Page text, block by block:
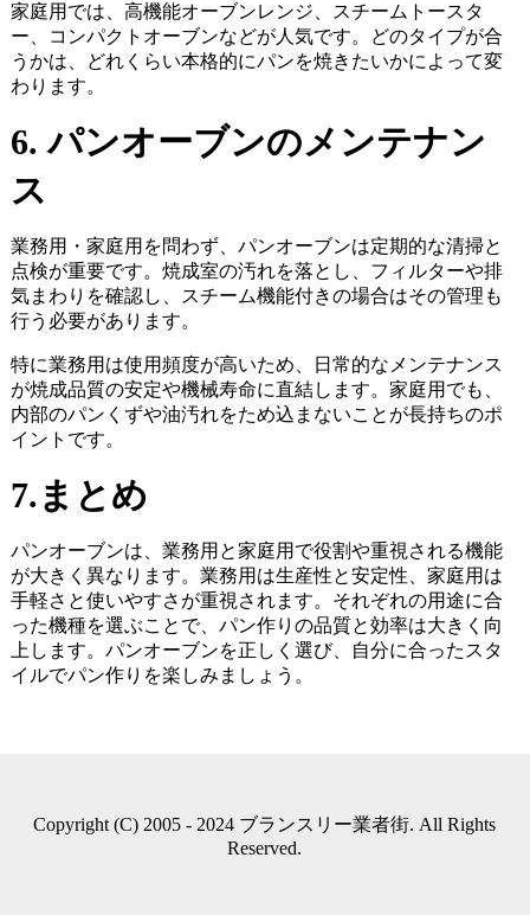
家庭用では、高機能オーブンレンジ、スチームトースタ
ー、コンパクトオーブンなどが人気です。どのタイプが合
うかは、どれくらい本格的にパンを焼きたいかによって変
わります。
6. パンオーブンのメンテナン
ス
業務用・家庭用を問わず、パンオーブンは定期的な清掃と
点検が重要です。焼成室の汚れを落とし、フィルターや排
気まわりを確認し、スチーム機能付きの場合はその管理も
行う必要があります。
特に業務用は使用頻度が高いため、日常的なメンテナンス
が焼成品質の安定や機械寿命に直結します。家庭用でも、
内部のパンくずや油汚れをため込まないことが長持ちのポ
イントです。
7.まとめ
パンオーブンは、業務用と家庭用で役割や重視される機能
が大きく異なります。業務用は生産性と安定性、家庭用は
手軽さと使いやすさが重視されます。それぞれの用途に合
った機種を選ぶことで、パン作りの品質と効率は大きく向
上します。パンオーブンを正しく選び、自分に合ったスタ
イルでパン作りを楽しみましょう。
Copyright (C) 2005 - 2024 ブランスリー業者街. All Rights
Reserved.